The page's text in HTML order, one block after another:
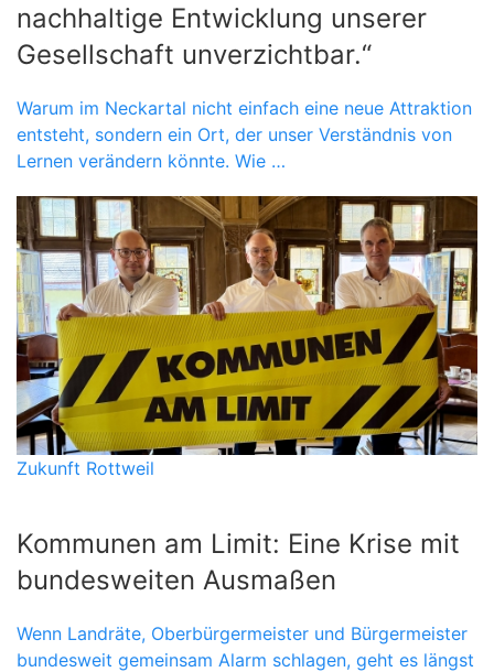
nachhaltige Entwicklung unserer
Gesellschaft unverzichtbar.“
Warum im Neckartal nicht einfach eine neue Attraktion
entsteht, sondern ein Ort, der unser Verständnis von
Lernen verändern könnte. Wie …
Zukunft Rottweil
Kommunen am Limit: Eine Krise mit
bundesweiten Ausmaßen
Wenn Landräte, Oberbürgermeister und Bürgermeister
bundesweit gemeinsam Alarm schlagen, geht es längst